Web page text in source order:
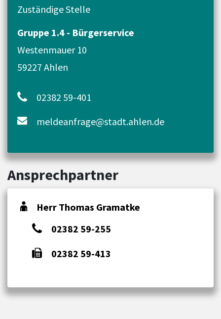
Zuständige Stelle
Gruppe 1.4 - Bürgerservice
Westenmauer 10
59227 Ahlen
02382 59-401
meldeanfrage@stadt.ahlen.de
Ansprechpartner
Herr Thomas Gramatke
02382 59-255
02382 59-413